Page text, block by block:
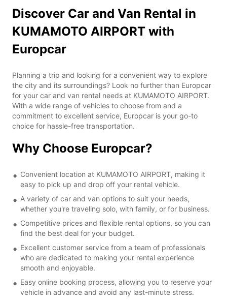
Discover Car and Van Rental in
KUMAMOTO AIRPORT with
Europcar
Planning a trip and looking for a convenient way to explore
the city and its surroundings? Look no further than Europcar
for your car and van rental needs at KUMAMOTO AIRPORT.
With a wide range of vehicles to choose from and a
commitment to excellent service, Europcar is your go-to
choice for hassle-free transportation.
Why Choose Europcar?
Convenient location at KUMAMOTO AIRPORT, making it
easy to pick up and drop off your rental vehicle.
A variety of car and van options to suit your needs,
whether you're traveling solo, with family, or for business.
Competitive prices and flexible rental options, so you can
find the best deal for your budget.
Excellent customer service from a team of professionals
who are dedicated to making your rental experience
smooth and enjoyable.
Easy online booking process, allowing you to reserve your
vehicle in advance and avoid any last-minute stress.